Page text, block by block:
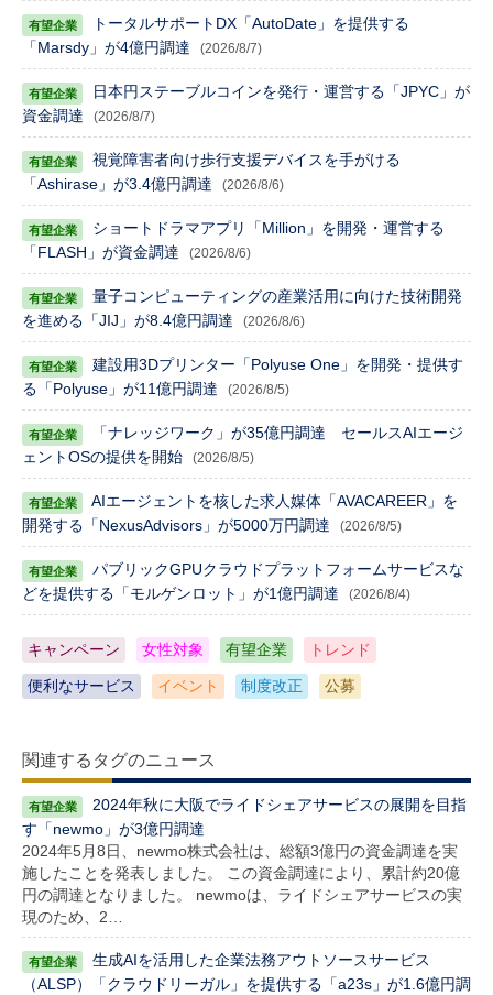
トータルサポートDX「AutoDate」を提供する
「Marsdy」が4億円調達
(2026/8/7)
日本円ステーブルコインを発行・運営する「JPYC」が
資金調達
(2026/8/7)
視覚障害者向け歩行支援デバイスを手がける
「Ashirase」が3.4億円調達
(2026/8/6)
ショートドラマアプリ「Million」を開発・運営する
「FLASH」が資金調達
(2026/8/6)
量子コンピューティングの産業活用に向けた技術開発
を進める「JIJ」が8.4億円調達
(2026/8/6)
建設用3Dプリンター「Polyuse One」を開発・提供す
る「Polyuse」が11億円調達
(2026/8/5)
「ナレッジワーク」が35億円調達 セールスAIエージ
ェントOSの提供を開始
(2026/8/5)
AIエージェントを核した求人媒体「AVACAREER」を
開発する「NexusAdvisors」が5000万円調達
(2026/8/5)
パブリックGPUクラウドプラットフォームサービスな
どを提供する「モルゲンロット」が1億円調達
(2026/8/4)
キャンペーン 女性対象 有望企業 トレンド
便利なサービス イベント 制度改正 公募
関連するタグのニュース
2024年秋に大阪でライドシェアサービスの展開を目指
す「newmo」が3億円調達
2024年5月8日、newmo株式会社は、総額3億円の資金調達を実
施したことを発表しました。 この資金調達により、累計約20億
円の調達となりました。 newmoは、ライドシェアサービスの実
現のため、2…
生成AIを活用した企業法務アウトソースサービス
（ALSP）「クラウドリーガル」を提供する「a23s」が1.6億円調